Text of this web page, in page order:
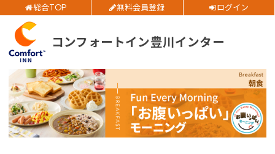
総合TOP 無料会員登録 ログイン
コンフォートイン豊川インター
全プランお得価格！
チェックイン日
チェックアウト日
部屋数